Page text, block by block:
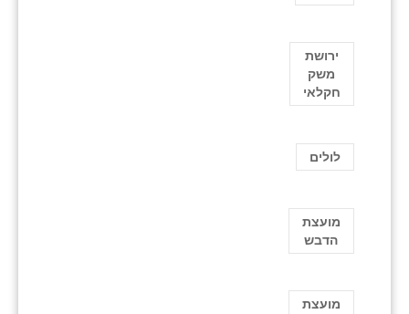
ירושת
משק
חקלאי
לולים
מועצת
הדבש
מועצת